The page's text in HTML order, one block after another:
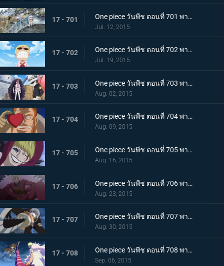
17 - 701 One piece วันพีช ตอนที่ 701 พากย์ไทย ความทรงจำที่แสนเศร้า! ลอว์ เด็กชายจากเมืองสีขาว!
Jul. 12, 2015
17 - 702 One piece วันพีช ตอนที่ 702 พากย์ไทย เผ่ามังกรฟ้า! อดีตที่ยิ่งใหญ่ของดอฟฟี่!
Jul. 19, 2015
17 - 703 One piece วันพีช ตอนที่ 703 พากย์ไทย เส้นทางที่ยากลำบาก! การเดินทางเพื่อชีวิตของลอว์และโคราซอน!
Aug. 02, 2015
17 - 704 One piece วันพีช ตอนที่ 704 พากย์ไทย เวลาเหลือน้อยแล้ว! ชิงผล โอเปะ โอเปะ มาให้ได้!
Aug. 09, 2015
17 - 705 One piece วันพีช ตอนที่ 705 พากย์ไทย ยามเมื่อต้องทำใจ! รอยยิ้มอำลาของโคราซอน!
Aug. 16, 2015
17 - 706 One piece วันพีช ตอนที่ 706 พากย์ไทย ไปซะ ลอว์! การต่อสู้ครั้งสุดท้ายของชายผู้อ่อนโยน!
Aug. 23, 2015
17 - 707 One piece วันพีช ตอนที่ 707 พากย์ไทย ไปสู่อิสระ! ลอว์ระเบิดอินเจ็กชันช็อต!!
Aug. 30, 2015
17 - 708 One piece วันพีช ตอนที่ 708 พากย์ไทย การต่อสู้ที่ดุเดือด!!! ลอว์ ปะทะ โดฟลามิงโก้!
Sep. 06, 2015